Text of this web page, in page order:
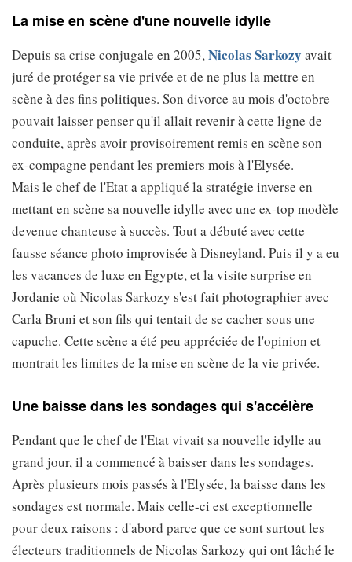
La mise en scène d'une nouvelle idylle
Depuis sa crise conjugale en 2005,Nicolas Sarkozy avait
juré de protéger sa vie privée et de ne plus la mettre en
scène à des fins politiques. Son divorce au mois d'octobre
pouvait laisser penser qu'il allait revenir à cette ligne de
conduite, après avoir provisoirement remis en scène son
ex-compagne pendant les premiers mois à l'Elysée.
Mais le chef de l'Etat a appliqué la stratégie inverse en
mettant en scène sa nouvelle idylle avec une ex-top modèle
devenue chanteuse à succès. Tout a débuté avec cette
fausse séance photo improvisée à Disneyland. Puis il y a eu
les vacances de luxe en Egypte, et la visite surprise en
Jordanie où Nicolas Sarkozy s'est fait photographier avec
Carla Bruni et son fils qui tentait de se cacher sous une
capuche. Cette scène a été peu appréciée de l'opinion et
montrait les limites de la mise en scène de la vie privée.
Une baisse dans les sondages qui s'accélère
Pendant que le chef de l'Etat vivait sa nouvelle idylle au
grand jour, il a commencé à baisser dans les sondages.
Après plusieurs mois passés à l'Elysée, la baisse dans les
sondages est normale. Mais celle-ci est exceptionnelle
pour deux raisons : d'abord parce que ce sont surtout les
électeurs traditionnels de Nicolas Sarkozy qui ont lâché le